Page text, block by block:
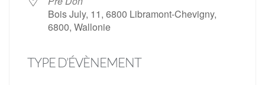
Bois July, 11, 6800 Libramont-Chevigny,
6800, Wallonie
TYPE D’ÉVÈNEMENT